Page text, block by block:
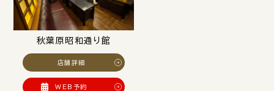
秋葉原昭和通り館
店舗詳細
WEB予約